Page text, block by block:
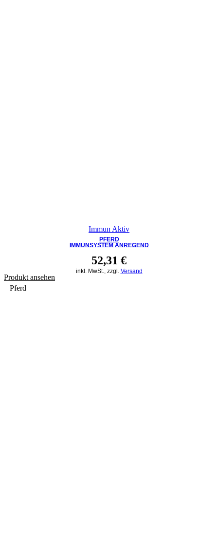
Immun Aktiv
PFERD
IMMUNSYSTEM ANREGEND
52,31 €
inkl. MwSt., zzgl. Versand
Produkt ansehen
Pferd